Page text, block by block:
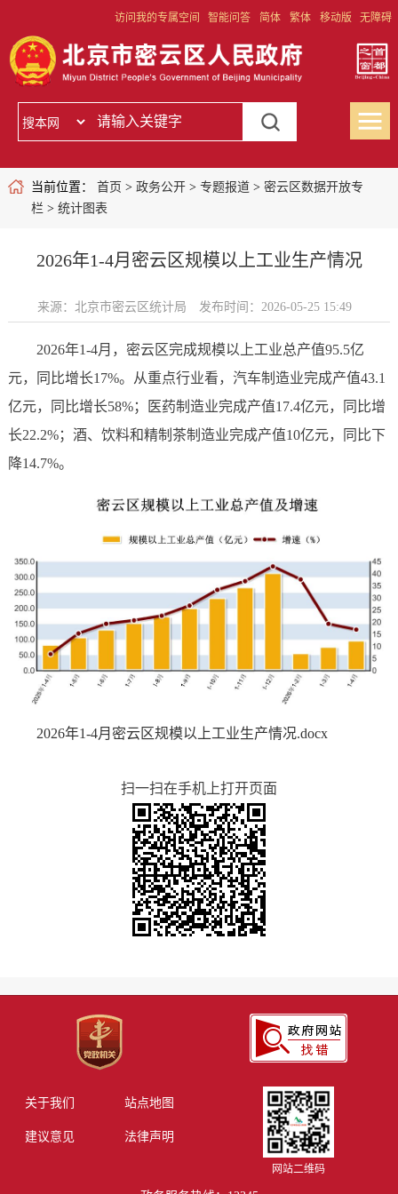
访问我的专属空间 智能问答 简体 繁体 移动版 无障碍
当前位置： 首页 > 政务公开> 专题报道> 密云区数据开放专
栏 > 统计图表
2026年1-4月密云区规模以上工业生产情况
来源：北京市密云区统计局 发布时间：2026-05-25 15:49
2026年1-4月，密云区完成规模以上工业总产值95.5亿
元，同比增长17%。从重点行业看，汽车制造业完成产值43.1
亿元，同比增长58%；医药制造业完成产值17.4亿元，同比增
长22.2%；酒、饮料和精制茶制造业完成产值10亿元，同比下
降14.7%。
2026年1-4月密云区规模以上工业生产情况.docx
扫一扫在手机上打开页面
关于我们 站点地图
建议意见 法律声明
网站二维码